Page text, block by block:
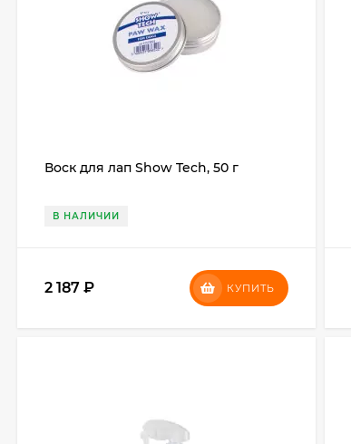
Воск для лап Show Tech, 50 г
В НАЛИЧИИ
2 187 ₽ КУПИТЬ